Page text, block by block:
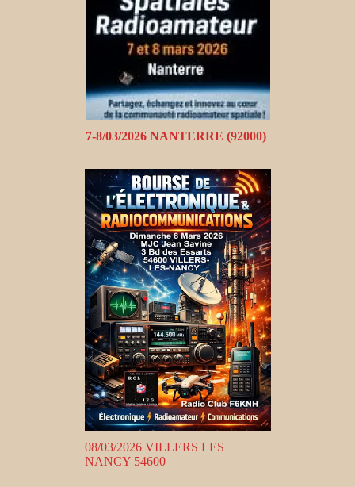
7-8/03/2026 NANTERRE (92000)
08/03/2026 VILLERS LES
NANCY 54600